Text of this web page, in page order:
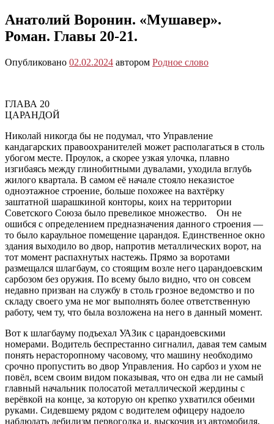
Анатолий Воронин. «Мушавер».
Роман. Главы 20-21.
Опубликовано 02.02.2024 автором Родное слово
ГЛАВА 20
ЦАРАНДОЙ
Николай никогда бы не подумал, что Управление
кандагарских правоохранителей может располагаться в столь
убогом месте. Проулок, а скорее узкая улочка, плавно
изгибаясь между глинобитными дувалами, уходила вглубь
жилого квартала. В самом её начале стояло неказистое
одноэтажное строение, больше похожее на вахтёрку
заштатной шарашкиной конторы, коих на территории
Советского Союза было превеликое множество. Он не
ошибся с определением предназначения данного строения —
то было караульное помещение царандоя. Единственное окно
здания выходило во двор, напротив металлических ворот, на
тот момент распахнутых настежь. Прямо за воротами
размещался шлагбаум, со стоящим возле него царандоевским
сарбозом без оружия. По всему было видно, что он совсем
недавно призван на службу в столь грозное ведомство и по
складу своего ума не мог выполнять более ответственную
работу, чем ту, что была возложена на него в данный момент.
Вот к шлагбауму подъехал УАЗик с царандоевскими номерами. Водитель беспрестанно сигналил, давая тем самым понять нерасторопному часовому, что машину необходимо срочно пропустить во двор Управления. Но сарбоз и ухом не повёл, всем своим видом показывая, что он едва ли не самый главный начальник полосатой металлической жердины с верёвкой на конце, за которую он крепко ухватился обеими руками. Сидевшему рядом с водителем офицеру надоело наблюдать дебилизм первогодка и, выскочив из автомобиля, он разразился отборной руганью в его адрес. Встав по стойке «смирно», сарбоз сносил ругательства офицера до тех пор, пока из караулки не вышел дежурный офицер. Молча выслушав претензии своего коллеги, он небрежно махнул рукой, после чего сарбоз выпустил верёвку из рук, и перекладина шлагбаума медленно поплыла вверх. Странное дело, но противовесом у шлагбаума был опять-таки танковый каток. Из всего увиденного Николай сделал вывод, что до его приезда в Афганистан танков в воюющей стране было уничтожено столько, что тяжеленными катками теперь были обеспечены все шлагбаумы страны. Вышедшие из амбуланса советники пошли не в сторону шлагбаума, а в небольшой проход, образовавшийся между столбом, на котором висела правая створка ворот, и тем самым танковым катком — противовесом шлагбаума. В этом месте скопилась небольшая толпа гражданских лиц, подобострастно улыбающихся всякому человеку в форме и пытающихся проскочить вместе с ним внутрь двора. Но все их попытки были тщетны — в этом узком проходе стоял ещё один царандоевец с двумя алюминиевыми лычками на погонах и с автоматом в руках. Всякого, кто осмеливался прошмыгнуть внутрь двора, он пихал в бок деревянным прикладом автомата, давая понять, что мимо него и мышь не проскочит. А чтобы ни у кого не возникло и тени сомнения в серьёзности его намерений, свои «физиотерапевтические» действия сержант сопровождал гортанными выкриками в адрес наглых посетителей. Совсем другое дело, когда мимо него гуськом прошли только что приехавшие советники. Забросив ремень автомата за плечо, он стал здороваться с каждым из них за руку, беспрестанно повторяя одни и те же слова: — Хубасти! Четурасти! Николай едва не рассмеялся, вспомнив, как кто-то из дембелей в «Беркуте» произнёс окончание фразы к этим приветственным словам – «…в Афган попал по дурости». Какой-то ушлый посетитель в изрядно поношенной цивильной одежде, попытался незаметно пристроиться к советникам, но сержант его моментально вычислил и так припечатал прикладом в бочину, что тот, едва не упав, отлетел в сторону. За шлагбаумом располагался большой двор, размером метров сто на сто, поделённый по центру на две равные части, рассечённые дорогой с твёрдым покрытием из выложенных плоских камней скальной породы. Слева от этой дороги располагалось что-то вроде небольшой сосновой рощицы, где в тени засыхающих деревьев стояли несколько бронемашин, один громаднейший бензовоз и два авторефрижератора. Там же, невидимый глазу постороннего человека, размеренно тарахтел электрогенератор, снабжавший электроэнергией холодильные установки авторефрижераторов. Судя по всему, этот автопарк был важным стратегическим объектом, поскольку его охраняло трое часовых. Один из них, усевшись на корточки и зажав между ног автомат, прислонился спиной к стволу сосны, росшей почти впритык к дальней стене саманного дувала. Создавалось впечатление, что сарбоз если не уснул окончательно, то уж точно не бодрствует. Второй военнослужащий был облачён в совершенно новёхонькую форму, по всей видимости на службу призван совсем недавно. Подтверждением тому, было отсутствие при нём оружия. У него не было даже штык-ножа, что висит на боку у самого чмошного советского солдата, стоящего возле тумбочки, где ему предстоит отстоять положенные два часа наряда. Третий часовой, наверняка был самым главным в карауле по охране автопарка, о чём свидетельствовали не только лычки на погонах, но и важный вид, с каким он прохаживался вдоль неглубокого арыка, отгораживающего автопарк от мощёной дороги. Он внимательно вглядывался в лица снующих по дороге людей и беспрестанно здоровался со всеми, кто имел на погонах хотя бы на одну лычку больше, чем у него самого. Завидев советника тыловой службы, он изобразил подобие «голливудской» улыбки, обнажив кипенно-белые зубы. На ложестика это не произвело ни малейшего впечатления и, ответив на приветствие афганца взмахом руки, он проследовал в свою вотчину, размещавшуюся в дальнем углу двора, в небольшом кирпичном строении, обособленно стоящем под огромной чинарой. Там же, прямо на земле, полуголые люди сосредоточенно разбирали автомобильный двигатель. Перемазанные с ног до головы грязным маслом, они по очереди пытались открутить какую-то гайку, которая никак не хотела поддаваться их тщетным усилиям. Громко матерясь, афганцы вырывали здоровенный гаечный ключ из рук друг у друга, но только толку от этой суеты не было никакого. Мощёная дорога упиралась в обелиск, сделанный из двух больших кусков чёрного гранита. На одном из них была выбита арабская вязь. Николай поинтересовался у Головкова, что это за памятник, на что тот пояснил: — Если проводить аналогии с нашими обелисками, то этот поставлен в честь последнего солдата, погибшего в войне с англичанами. Местные жители говорят, что давным-давно здесь размещался военный госпиталь, где лечились раненые афганские военнослужащие. Именно здесь умер этот самый последний солдат. Имени его никто не знал. Так и похоронен, как неизвестный солдат — последняя жертва англо-афганской войны. Рядом с обелиском из земли торчала толстая жердина метра в три длиной, снизу доверху пестревшая повязанными на ней матерчатыми ленточками в основном зелёного цвета. Ещё в первый день своего пребывания в Кандагаре Николай обратил внимание на аналогичные жердины с ленточками, которыми было утыкано кладбище, расположенное рядом с дорогой из аэропорта в Кандагар. Витя Бурдун пояснил тогда, что афганцы таким образом выражают свою признательность усопшему. И чем больше таких ленточек привязано на могильной палке, тем уважаемей при жизни был человек, чей прах покоится в земле. Буквально в трёх-четырёх метрах от обелиска расположился пищеблок царандоя, состоящий из двух огромных котлов, в которых повара готовили пищу для всех сотрудников управления, шести РОЦов и постов первого пояса обороны. Первым блюдом была незамысловатая похлёбка, основу которой составляли картофель, фасоль, репчатый лук и многочисленные специи. Как называлась эта красно-коричневая бурда со специфическим восточным запахом, Николай не знал, но это острое кушанье было однозначно не для желудков советников, поскольку, кроме рези в животе, ничего путного ожидать не приходилось. На второе готовился плов. Причём только два раза в неделю он готовился из баранины. Остальные пять дней были постными. Два постных дня, компенсировались добавлением в первое блюдо отварной конины. Говядины, и уж тем более свинины, в афганском рационе не было вообще. Когда советники проходили мимо импровизированной кухни, несколько афганцев, сидевших прямо на земле, чистили картофель, морковь и лук. Причём делали они это так ловко, что со стороны невозможно было уследить за движениями их рук. Один пожилой афганец, облачённый в национальную одежду, не глядя на свои руки, ловко орудовал остро заточенным ножом, шинкуя им крупные головки лука. Одно неосторожное движение, и он запросто мог распороть себе ладонь. Но этого не происходило. По всему было видно, что в нарезке овощей бобо был непревозойдённым профи. Чуть поодаль от полевой кухни стояло сооружение, показавшееся Николаю несколько странным. Небольшой глинобитный забор, сложенный в виде квадрата размером шесть на шесть метров и высотой не более метра, имел единственный узкий проём, через который можно было попасть внутрь сооружения. В стене напротив проёма имелся небольшой выступ, так же, как и стены, выполненный из самана. Вся площадь внутри квадрата была «вылизана» до такой степени, что не имела ни соринки, ни пылинки. Наверняка афганцы ежедневно мыли землю мокрой тряпкой, чтобы дисперсная пыль под воздействием влаги и палящих лучей солнца превращалась в твёрдое, спёкшееся покрытие. Николай собрался уж было поинтересоваться у Головкова о предназначении данного сооружения, как внутрь него, не говоря ни слова, зашёл афганский военнослужащий. Сняв ремень и форменные ботинки, он оставил их возле проёма, а сам, пройдя внутрь квадрата, остановился посредине и, держа руки ладонями вверх, начал вслух читать молитву. Только после этого Николай сообразил, что это была импровизированная мечеть, точнее сказать, её военно-полевой вариант, предназначенный для верующих царандоевцев, которые ни дня не могли прожить без пятикратного отправления обязательного для всех мусульман религиозного обряда. Позади культового сооружения стояла бурубухайка, превращённая её владельцем из серийного автобуса в некое подобие антикварного раритета, изготовленного из чистого серебра. Николай не успел задать вопрос, как Головков сообщил: — Эту бурубухайку совсем недавно экспроприировали у одного контрабандиста, пытавшегося перевезти в Пакистан крупную партию опия, для чего он оборудовал в ней несколько тайников. Сейчас с ним занимаются опера-джинаи из отделения по борьбе с наркотиками. «Мушаверка», больше схожая с полевым станом, состояла из трёх небольших комнат, разместившихся под общим навесом, располагалась она в самом дальнем углу двора, неподалёку от кухни. Николай почему-то вспомнил старый армейский афоризм про начальство, которого надо избегать, и кухню, к которой надо находиться как можно ближе. «Мушаверка» была тем самым местом, по всем критериям соответствовавшим данному афоризму. Спустя минуту, Николай с любопытством разглядывал помещения, где работали советники. То, что он увидел в тех комнатах, оптимизма отнюдь не прибавило. Обычное саманное строение с обшарпанными стенами со следами давнишней побелки. Чтобы хоть как-то скрасить столь убогий вид служебных кабинетов, афганцы развесили на стенах плакаты и какие-то графики,